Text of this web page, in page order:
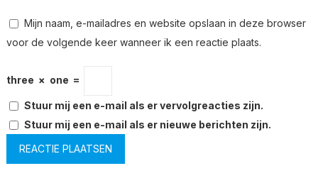
Mijn naam, e-mailadres en website opslaan in deze browser
voor de volgende keer wanneer ik een reactie plaats.
three × one =
Stuur mij een e-mail als er vervolgreacties zijn.
Stuur mij een e-mail als er nieuwe berichten zijn.